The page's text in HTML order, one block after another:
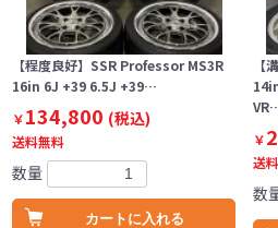
【程度良好】SSR Professor MS3R
16in 6J +39 6.5J +39…
￥134,800 (税込)
送料無料
数量
カートに入れる
【
￥
送
数